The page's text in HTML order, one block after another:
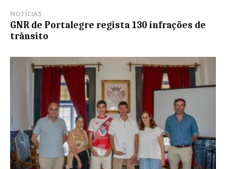
NOTÍCIAS
GNR de Portalegre regista 130 infrações de
trânsito